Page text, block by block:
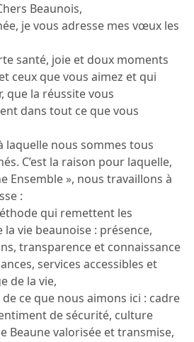
Beaunois,
je vous adresse mes vœux les
santé, joie et doux moments
ceux que vous aimez et qui
que la réussite vous
dans tout ce que vous
laquelle nous sommes tous
C’est la raison pour laquelle,
Ensemble », nous travaillons à
:
qui remettent les
vie beaunoise : présence,
transparence et connaissance
services accessibles et
de la vie,
ce que nous aimons ici : cadre
de sécurité, culture
Beaune valorisée et transmise,